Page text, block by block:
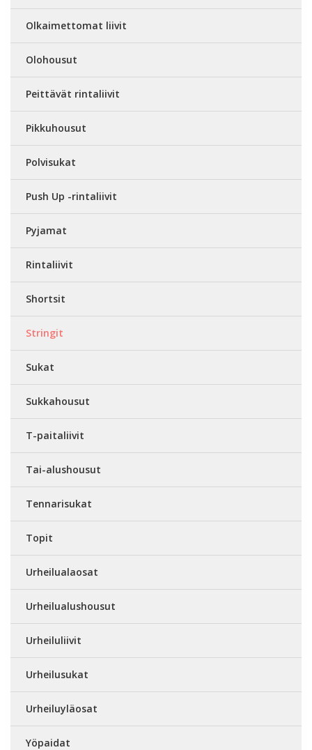
Olkaimettomat liivit
Olohousut
Peittävät rintaliivit
Pikkuhousut
Polvisukat
Push Up -rintaliivit
Pyjamat
Rintaliivit
Shortsit
Stringit
Sukat
Sukkahousut
T-paitaliivit
Tai-alushousut
Tennarisukat
Topit
Urheilualaosat
Urheilualushousut
Urheiluliivit
Urheilusukat
Urheiluyläosat
Yöpaidat